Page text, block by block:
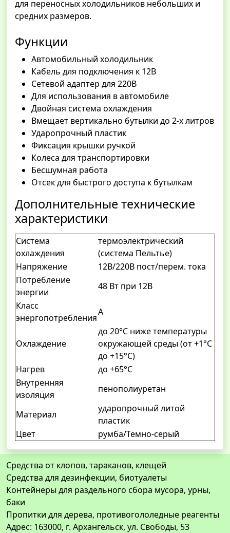
для переносных холодильников небольших и
средних размеров.
Функции
Автомобильный холодильник
Кабель для подключения к 12В
Сетевой адаптер для 220В
Для использования в автомобиле
Двойная система охлаждения
Вмещает вертикально бутылки до 2-х литров
Ударопрочный пластик
Фиксация крышки ручкой
Колеса для транспортировки
Бесшумная работа
Отсек для быстрого доступа к бутылкам
Дополнительные технические
характеристики
Система
охлаждения
термоэлектрический
(система Пельтье)
Напряжение
12В/220В пост/перем. тока
Потребление
энергии
48 Вт при 12В
Класс
энергопотребления
А
Охлаждение
до 20°С ниже температуры
окружающей среды (от +1°С
до +15°С)
Нагрев
до +65°С
Внутренняя
изоляция
пенополиуретан
Материал
ударопрочный литой
пластик
Цвет
румба/Темно-серый
Средства от клопов, тараканов, клещей
Средства для дезинфекции, биотуалеты
Контейнеры для раздельного сбора мусора, урны,
баки
Пропитки для дерева, противогололедные реагенты
Адрес: 163000, г. Архангельск, ул. Свободы, 53